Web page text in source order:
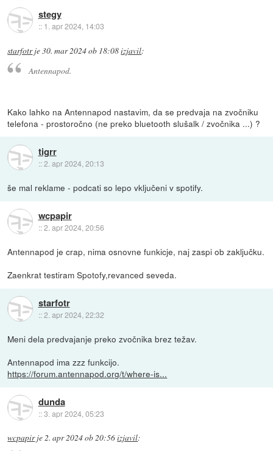
stegy
:: 1. apr 2024, 14:03
starfotrje30. mar 2024 ob 18:08izjavil:
Antennapod.
Kako lahko na Antennapod nastavim, da se predvaja na zvočniku
telefona - prostoročno (ne preko bluetooth slušalk / zvočnika ...) ?
tigrr
::2. apr 2024, 20:13
še mal reklame - podcati so lepo vključeni v spotify.
wcpapir
::2. apr 2024, 20:56
Antennapod je crap, nima osnovne funkicje, naj zaspi ob zaključku.
Zaenkrat testiram Spotofy,revanced seveda.
starfotr
::2. apr 2024, 22:32
Meni dela predvajanje preko zvočnika brez težav.
Antennapod ima zzz funkcijo.
https://forum.antennapod.org/t/where-is...
dunda
::3. apr 2024, 05:23
wcpapirje2. apr 2024 ob 20:56izjavil: